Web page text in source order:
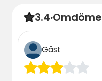
3.4·Omdöme
Gäst